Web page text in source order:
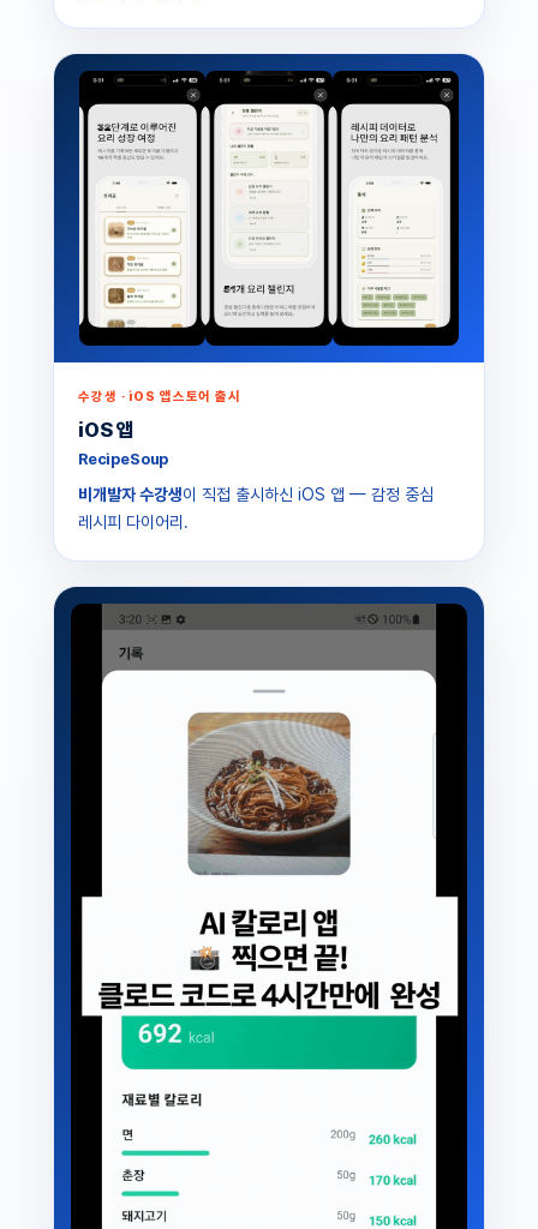
수강생 · iOS 앱스토어 출시
iOS 앱
RecipeSoup
비개발자 수강생이 직접 출시하신 iOS 앱 — 감정 중심
레시피 다이어리.